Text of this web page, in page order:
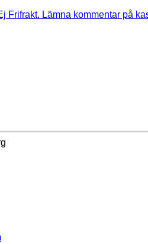
Frifrakt. Lämna kommentar på